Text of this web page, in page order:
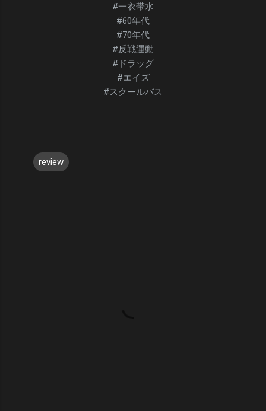
#一衣帯水
#60年代
#70年代
#反戦運動
#ドラッグ
#エイズ
#スクールバス
review